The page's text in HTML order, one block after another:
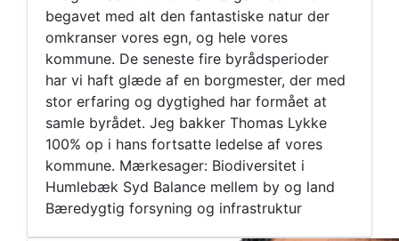
begavet med alt den fantastiske natur der
omkranser vores egn, og hele vores
kommune. De seneste fire byrådsperioder
har vi haft glæde af en borgmester, der med
stor erfaring og dygtighed har formået at
samle byrådet. Jeg bakker Thomas Lykke
100% op i hans fortsatte ledelse af vores
kommune. Mærkesager: Biodiversitet i
Humlebæk Syd Balance mellem by og land
Bæredygtig forsyning og infrastruktur